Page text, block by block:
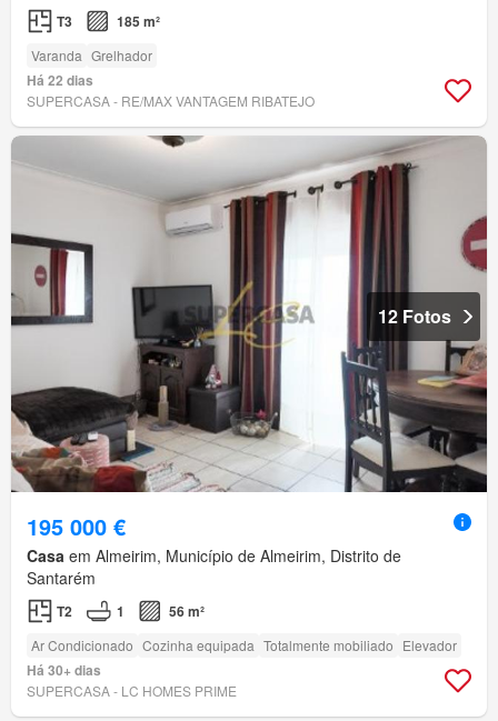
T3 185 m²
Varanda Grelhador
Há 22 dias
SUPERCASA - RE/MAX VANTAGEM RIBATEJO
12 Fotos
195 000 €
Casa em Almeirim, Município de Almeirim, Distrito de
Santarém
T2 1 56 m²
Ar Condicionado Cozinha equipada Totalmente mobiliado Elevador
Há 30+ dias
SUPERCASA - LC HOMES PRIME